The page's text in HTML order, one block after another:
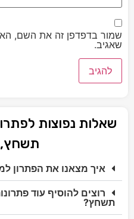
שמור בדפדפן זה את השם,
שאגיב.
שאלות נפוצות
איך מצאנו את הפתרון
רוצים להוסיף עוד
תשחץ?